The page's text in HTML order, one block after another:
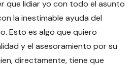
que lidiar yo con todo el asunto
la inestimable ayuda del
Esto es algo que quiero
y el asesoramiento por su
directamente, tiene que